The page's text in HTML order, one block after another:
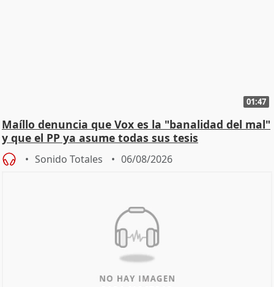
01:47
Maíllo denuncia que Vox es la "banalidad del mal"
y que el PP ya asume todas sus tesis
Sonido Totales 06/08/2026